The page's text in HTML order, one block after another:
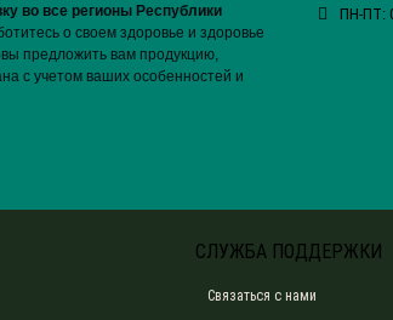
во все регионы Республики
о своем здоровье и здоровье
предложить вам продукцию,
с учетом ваших особенностей и
ПН-ПТ:
СЛУЖБА ПОДДЕРЖКИ
Связаться с нами